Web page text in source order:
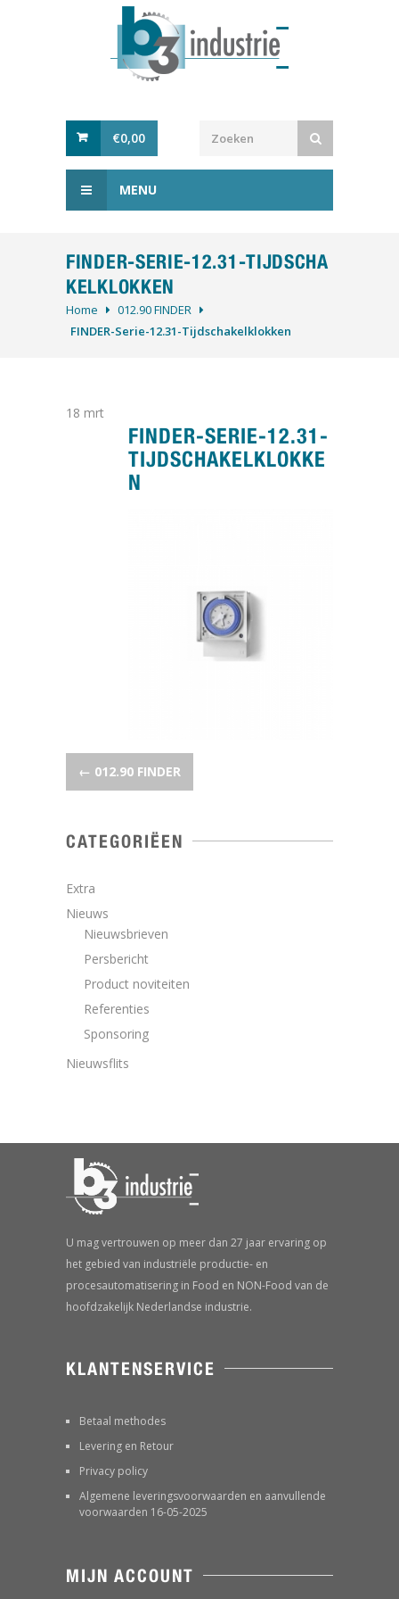
€0,00
MENU
FINDER-SERIE-12.31-TIJDSCHA
KELKLOKKEN
Home
012.90 FINDER
FINDER-Serie-12.31-Tijdschakelklokken
18 mrt
FINDER-SERIE-12.31-
TIJDSCHAKELKLOKKE
N
POST NAVIGATION
← 012.90 FINDER
CATEGORIËEN
Extra
Nieuws
Nieuwsbrieven
Persbericht
Product noviteiten
Referenties
Sponsoring
Nieuwsflits
U mag vertrouwen op meer dan 27 jaar ervaring op
het gebied van industriële productie- en
procesautomatisering in Food en NON-Food van de
hoofdzakelijk Nederlandse industrie.
KLANTENSERVICE
Betaal methodes
Levering en Retour
Privacy policy
Algemene leveringsvoorwaarden en aanvullende
voorwaarden 16-05-2025
MIJN ACCOUNT